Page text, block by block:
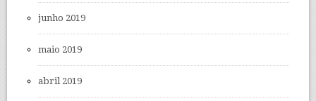
junho 2019
maio 2019
abril 2019